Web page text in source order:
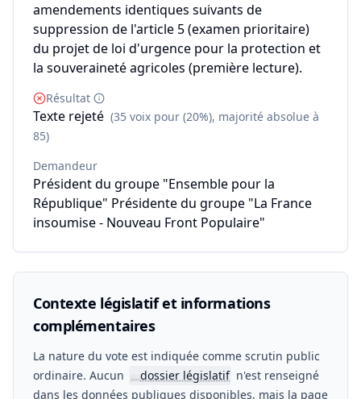
amendements identiques suivants de
suppression de l'article 5 (examen prioritaire)
du projet de loi d'urgence pour la protection et
la souveraineté agricoles (première lecture).
Résultat
Texte rejeté (35 voix pour (20%), majorité absolue à
85)
Demandeur
Président du groupe "Ensemble pour la
République" Présidente du groupe "La France
insoumise - Nouveau Front Populaire"
Contexte législatif et informations
complémentaires
La nature du vote est indiquée comme scrutin public
ordinaire. Aucun
📖dossier législatif n'est renseigné
dans les données publiques disponibles, mais la page